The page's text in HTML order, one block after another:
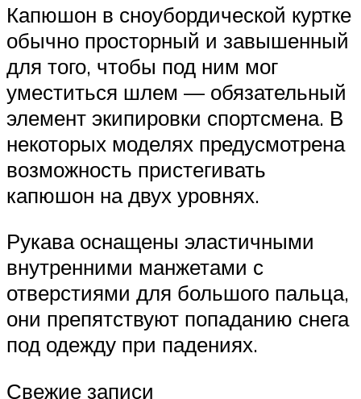
Капюшон в сноубордической куртке
обычно просторный и завышенный
для того, чтобы под ним мог
уместиться шлем — обязательный
элемент экипировки спортсмена. В
некоторых моделях предусмотрена
возможность пристегивать
капюшон на двух уровнях.
Рукава оснащены эластичными
внутренними манжетами с
отверстиями для большого пальца,
они препятствуют попаданию снега
под одежду при падениях.
Свежие записи